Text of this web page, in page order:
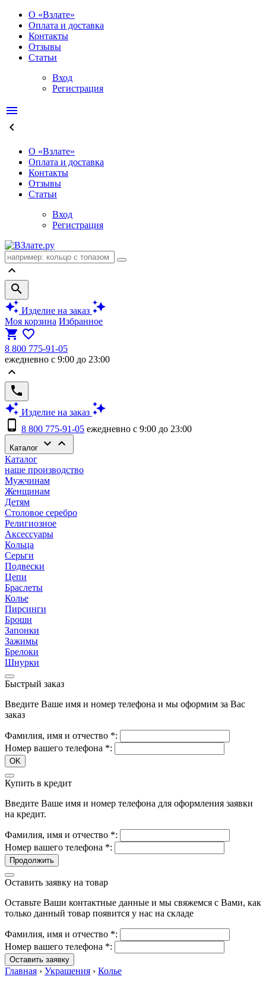
О «Взлате»
Оплата и доставка
Контакты
Отзывы
Статьи
Вход
Регистрация
menu
keyboard_arrow_left
О «Взлате»
Оплата и доставка
Контакты
Отзывы
Статьи
Вход
Регистрация
keyboard_arrow_up
search
auto_awesome Изделие на заказ auto_awesome
Моя корзина Избранное
shopping_cart favorite_border
8 800 775-91-05
ежедневно с 9:00 до 23:00
keyboard_arrow_up
phone
auto_awesome Изделие на заказ auto_awesome
phone_android 8 800 775-91-05 ежедневно с 9:00 до 23:00
Каталог keyboard_arrow_down keyboard_arrow_up
Каталог
наше производство
Мужчинам
Женщинам
Детям
Столовое серебро
Религиозное
Аксессуары
Кольца
Серьги
Подвески
Цепи
Браслеты
Колье
Пирсинги
Броши
Запонки
Зажимы
Брелоки
Шнурки
Быстрый заказ
Введите Ваше имя и номер телефона и мы оформим за Вас
заказ
Фамилия, имя и отчество *:
Номер вашего телефона *:
OK
Купить в кредит
Введите Ваше имя и номер телефона для оформления заявки
на кредит.
Фамилия, имя и отчество *:
Номер вашего телефона *:
Продолжить
Оставить заявку на товар
Оставьте Ваши контактные данные и мы свяжемся с Вами, как
только данный товар появится у нас на складе
Фамилия, имя и отчество *:
Номер вашего телефона *:
Оставить заявку
Главная › Украшения › Колье